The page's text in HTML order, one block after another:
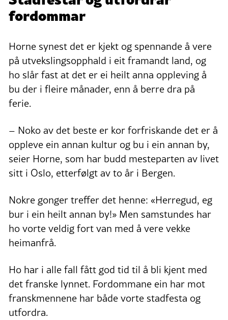
fordommar
Horne synest det er kjekt og spennande å vere
på utvekslingsopphald i eit framandt land, og
ho slår fast at det er ei heilt anna oppleving å
bu der i fleire månader, enn å berre dra på
ferie.
– Noko av det beste er kor forfriskande det er å
oppleve ein annan kultur og bu i ein annan by,
seier Horne, som har budd mesteparten av livet
sitt i Oslo, etterfølgt av to år i Bergen.
Nokre gonger treffer det henne: «Herregud, eg
bur i ein heilt annan by!» Men samstundes har
ho vorte veldig fort van med å vere vekke
heimanfrå.
Ho har i alle fall fått god tid til å bli kjent med
det franske lynnet. Fordommane ein har mot
franskmennene har både vorte stadfesta og
utfordra.